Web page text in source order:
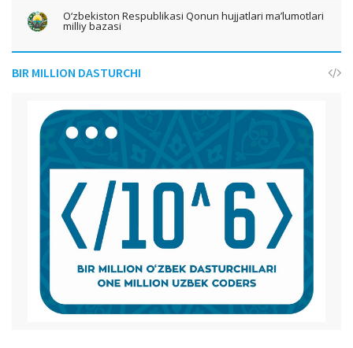
O‘zbekiston Respublikasi Qonun hujjatlari ma’lumotlari
milliy bazasi
BIR MILLION DASTURCHI